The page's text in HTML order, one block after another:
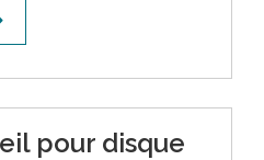
pour disque